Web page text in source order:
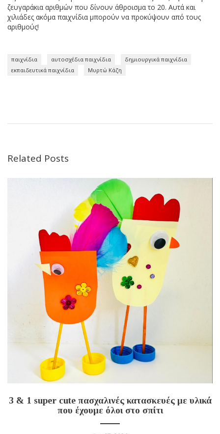
ζευγαράκια αριθμών που δίνουν άθροισμα το 20. Αυτά και
χιλιάδες ακόμα παιχνίδια μπορούν να προκύψουν από τους
αριθμούς!
παιχνίδια αυτοσχέδια παιχνίδια
δημιουργικά παιχνίδια
εκπαιδευτικά παιχνίδια
Μυρτώ Κάζη
Related Posts
3 & 1 super cute πασχαλινές κατασκευές με υλικά
που έχουμε όλοι στο σπίτι